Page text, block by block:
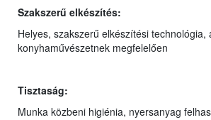
Szakszerű elkészítés:
Helyes, szakszerű elkészítési technológia,
konyhaművészetnek megfelelően
Tisztaság:
Munka közbeni higiénia, nyersanyag